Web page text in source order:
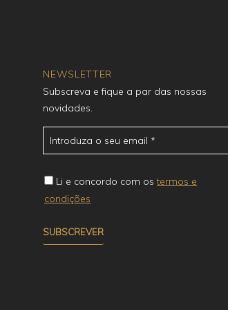
NEWSLETTER
Subscreva e fique a par das nossas
novidades.
Li e concordo com ostermos e
condições